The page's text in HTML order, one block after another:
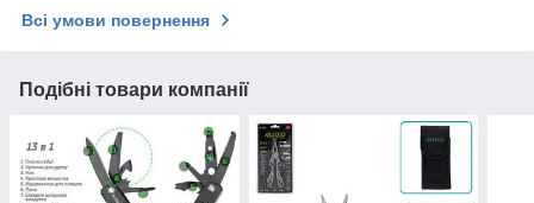
Всі умови повернення
Подібні товари компанії